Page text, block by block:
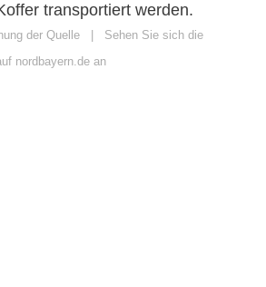
transportiert werden.
der Quelle
Sehen Sie sich die
nordbayern.de an